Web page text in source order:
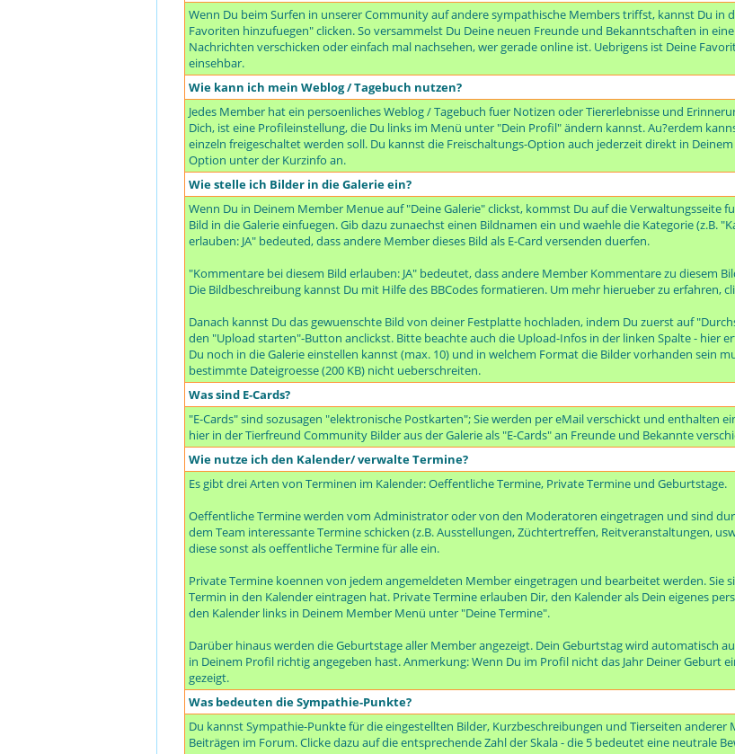
Wenn Du beim Surfen in unserer Community auf andere sympathische Members triffst, kannst Du in
Favoriten hinzufuegen" clicken. So versammelst Du Deine neuen Freunde und Bekanntschaften in
Nachrichten verschicken oder einfach mal nachsehen, wer gerade online ist. Uebrigens ist Deine
einsehbar.
Wie kann ich mein Weblog / Tagebuch nutzen?
Jedes Member hat ein persoenliches Weblog / Tagebuch fuer Notizen oder Tiererlebnisse und
Dich, ist eine Profileinstellung, die Du links im Menü unter "Dein Profil" ändern kannst. Au?erdem
einzeln freigeschaltet werden soll. Du kannst die Freischaltungs-Option auch jederzeit direkt in
Option unter der Kurzinfo an.
Wie stelle ich Bilder in die Galerie ein?
Wenn Du in Deinem Member Menue auf "Deine Galerie" clickst, kommst Du auf die Verwaltungsseite
Bild in die Galerie einfuegen. Gib dazu zunaechst einen Bildnamen ein und waehle die Kategorie (z.B.
erlauben: JA" bedeuted, dass andere Member dieses Bild als E-Card versenden duerfen.
"Kommentare bei diesem Bild erlauben: JA" bedeutet, dass andere Member Kommentare zu diesem
Die Bildbeschreibung kannst Du mit Hilfe des BBCodes formatieren. Um mehr hierueber zu erfahren,
Danach kannst Du das gewuenschte Bild von deiner Festplatte hochladen, indem Du zuerst auf
den "Upload starten"-Button anclickst. Bitte beachte auch die Upload-Infos in der linken Spalte - hier
Du noch in die Galerie einstellen kannst (max. 10) und in welchem Format die Bilder vorhanden sein
bestimmte Dateigroesse (200 KB) nicht ueberschreiten.
Was sind E-Cards?
"E-Cards" sind sozusagen "elektronische Postkarten"; Sie werden per eMail verschickt und enthalten
hier in der Tierfreund Community Bilder aus der Galerie als "E-Cards" an Freunde und Bekannte
Wie nutze ich den Kalender/ verwalte Termine?
Es gibt drei Arten von Terminen im Kalender: Oeffentliche Termine, Private Termine und Geburtstage.
Oeffentliche Termine werden vom Administrator oder von den Moderatoren eingetragen und sind
dem Team interessante Termine schicken (z.B. Ausstellungen, Züchtertreffen, Reitveranstaltungen,
diese sonst als oeffentliche Termine für alle ein.
Private Termine koennen von jedem angemeldeten Member eingetragen und bearbeitet werden. Sie
Termin in den Kalender eintragen hat. Private Termine erlauben Dir, den Kalender als Dein eigenes
den Kalender links in Deinem Member Menü unter "Deine Termine".
Darüber hinaus werden die Geburtstage aller Member angezeigt. Dein Geburtstag wird automatisch
in Deinem Profil richtig angegeben hast. Anmerkung: Wenn Du im Profil nicht das Jahr Deiner Geburt
gezeigt.
Was bedeuten die Sympathie-Punkte?
Du kannst Sympathie-Punkte für die eingestellten Bilder, Kurzbeschreibungen und Tierseiten
Beiträgen im Forum. Clicke dazu auf die entsprechende Zahl der Skala - die 5 bedeutet eine neutrale